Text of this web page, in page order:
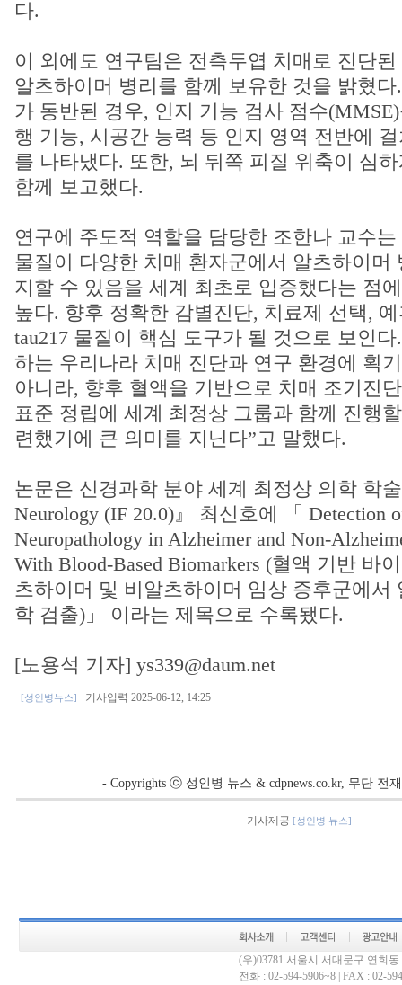
다.
이 외에도 연구팀은 전측두엽 치매로 진단
알츠하이머 병리를 함께 보유한 것을 밝혔
가 동반된 경우, 인지 기능 검사 점수
행 기능, 시공간 능력 등 인지 영역 전반에
를 나타냈다. 또한, 뇌 뒤쪽 피질 위축이 심
함께 보고했다.
연구에 주도적 역할을 담당한 조한나 교수는
물질이 다양한 치매 환자군에서 알츠하이머
지할 수 있음을 세계 최초로 입증했다는 점
높다. 향후 정확한 감별진단, 치료제 선택,
tau217 물질이 핵심 도구가 될 것으로 보인
하는 우리나라 치매 진단과 연구 환경에 획
아니라, 향후 혈액을 기반으로 치매 조기진
표준 정립에 세계 최정상 그룹과 함께 진행
련했기에 큰 의미를 지닌다”고 말했다.
논문은 신경과학 분야 세계 최정상 의학 학
Neurology (IF 20.0)』 최신호에 「 Detection
Neuropathology in Alzheimer and Non-
With Blood-Based Biomarkers (혈액 기반 바
츠하이머 및 비알츠하이머 임상 증후군에서
학 검출)」 이라는 제목으로 수록됐다.
[노용석 기자] ys339@daum.net
[성인병뉴스] 기사입력 2025-06-12, 14:25
- Copyrights ⓒ 성인병 뉴스 & cdpnews.co.kr, 무단 전
기사제공 [성인병 뉴스]
(우)03781 서울시 서대문구 연희
전화 : 02-594-5906~8 | FAX : 02-